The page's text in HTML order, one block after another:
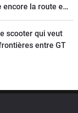
encore la route en
scooter qui veut
entre GT